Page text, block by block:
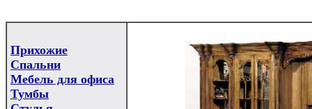
Прихожие
Спальни
Мебель для офиса
Тумбы